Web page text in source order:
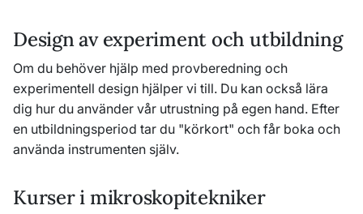
Design av experiment och utbildning
Om du behöver hjälp med provberedning och
experimentell design hjälper vi till. Du kan också lära
dig hur du använder vår utrustning på egen hand. Efter
en utbildningsperiod tar du "körkort" och får boka och
använda instrumenten själv.
Kurser i mikroskopitekniker